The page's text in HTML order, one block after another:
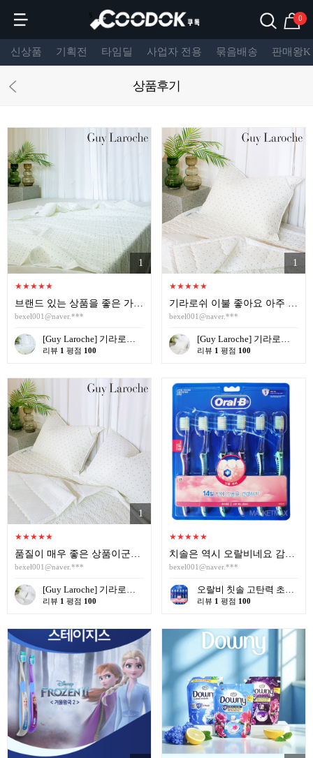
s 0
신상품 기획전 타임딜 사업자 전용 묶음배송 판매왕K
상품후기
1
★★★★★
브랜드 있는 상품을 좋은 가격에 샀습니다 많이 파세요
bexel001@naver.***
[Guy Laroche] 기라로쉬 여름 홑이불 (160*200) 싱글 / 디자인 크림, 테라피 큐브
리뷰 1 평점 100
1
★★★★★
기라로쉬 이불 좋아요 아주 좋아 !!!
bexel001@naver.***
[Guy Laroche] 기라로쉬 시어서커 세트 S 싱글 (이불,패드,베게커버1P) 크림색
리뷰 1 평점 100
1
★★★★★
품질이 매우 좋은 상품이군요 감사합니다 또 구매하겠습니다
bexel001@naver.***
[Guy Laroche] 기라로쉬 크림 시어서커 세트 Q (이불,패드,베게커버2P)
리뷰 1 평점 100
★★★★★
치솔은 역시 오랄비네요 감사합니다
bexel001@naver.***
오랄비 칫솔 고탄력 초미세모 잇몸케어 6입_{12개 한통} 칫솔 미세모
리뷰 1 평점 100